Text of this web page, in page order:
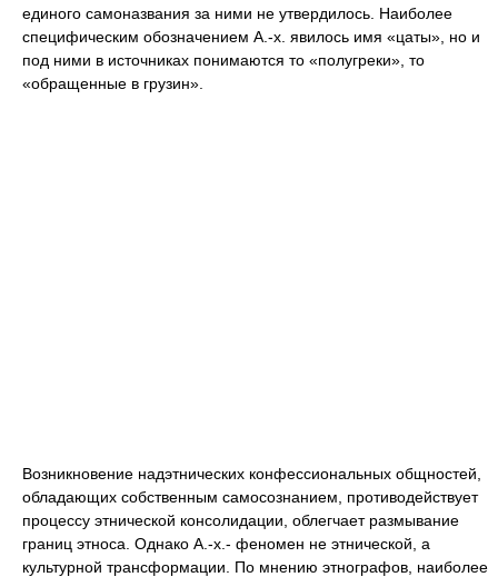
единого самоназвания за ними не утвердилось. Наиболее
специфическим обозначением А.-х. явилось имя «цаты», но и
под ними в источниках понимаются то «полугреки», то
«обращенные в грузин».
Возникновение надэтнических конфессиональных общностей,
обладающих собственным самосознанием, противодействует
процессу этнической консолидации, облегчает размывание
границ этноса. Однако А.-х.- феномен не этнической, а
культурной трансформации. По мнению этнографов, наиболее